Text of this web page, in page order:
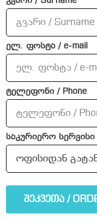
ელ. ფოსტა / e-mail
ტელეფონი / Phone
საკურიერო სერვისი
შეკვეთა /